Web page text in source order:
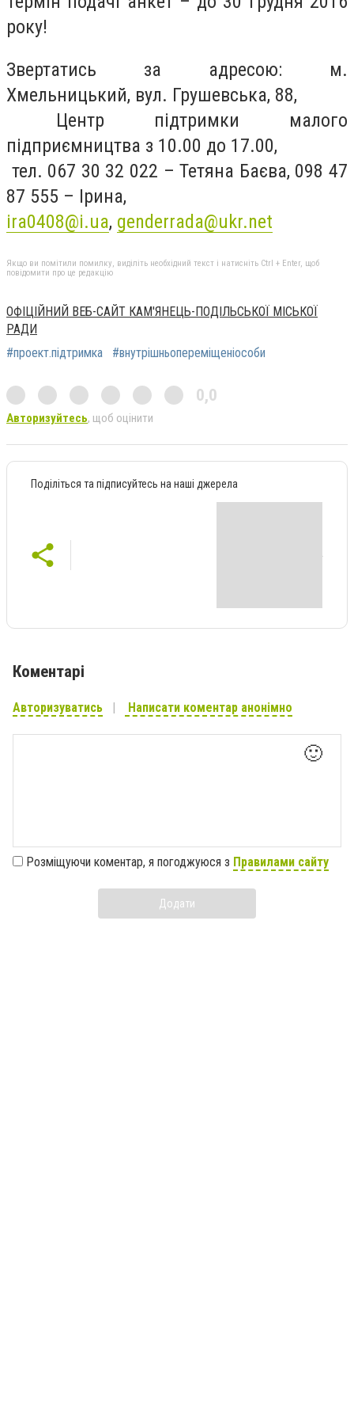
року!
Звертатись за адресою: м.
Хмельницький, вул. Грушевська, 88,
Центр підтримки малого
підприємництва з 10.00 до 17.00,
тел. 067 30 32 022 – Тетяна Баєва, 098 47
87 555 – Ірина,
ira0408@i.ua, genderrada@ukr.net
Якщо ви помітили помилку, виділіть необхідний текст і натисніть Ctrl + Enter, щоб
повідомити про це редакцію
ОФІЦІЙНИЙ ВЕБ-САЙТ КАМ'ЯНЕЦЬ-ПОДІЛЬСЬКОЇ МІСЬКОЇ
РАДИ
#проект.підтримка
#внутрішньопереміщеніособи
0,0
Авторизуйтесь, щоб оцінити
Поділіться та підписуйтесь на наші джерела
Коментарі
Авторизуватись Написати коментар анонімно
🙂
Розміщуючи коментар, я погоджуюся з Правилами сайту
Додати